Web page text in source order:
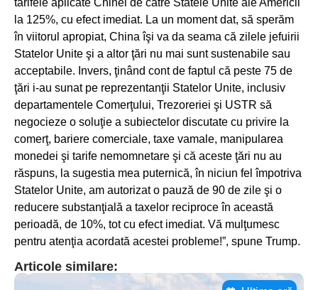
tarifele aplicate Chinei de către Statele Unite ale Americii
la 125%, cu efect imediat. La un moment dat, să sperăm
în viitorul apropiat, China îşi va da seama că zilele jefuirii
Statelor Unite şi a altor ţări nu mai sunt sustenabile sau
acceptabile. Invers, ţinând cont de faptul că peste 75 de
ţări i-au sunat pe reprezentanţii Statelor Unite, inclusiv
departamentele Comerţului, Trezoreriei şi USTR să
negocieze o soluţie a subiectelor discutate cu privire la
comerţ, bariere comerciale, taxe vamale, manipularea
monedei şi tarife nemomnetare şi că aceste ţări nu au
răspuns, la sugestia mea puternică, în niciun fel împotriva
Statelor Unite, am autorizat o pauză de 90 de zile şi o
reducere substanţială a taxelor reciproce în această
perioadă, de 10%, tot cu efect imediat. Vă mulţumesc
pentru atenţia acordată acestei probleme!”, spune Trump.
Articole similare: